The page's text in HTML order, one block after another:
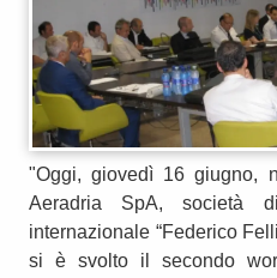
"Oggi, giovedì 16 giugno,
Aeradria SpA, società
internazionale “Federico
si è svolto il secondo